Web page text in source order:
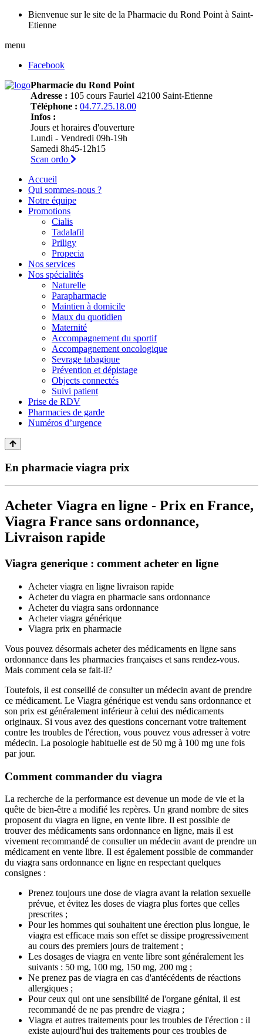
Bienvenue sur le site de la Pharmacie du Rond Point à Saint-
Etienne
menu
Facebook
Pharmacie du Rond Point
Adresse : 105 cours Fauriel 42100 Saint-Etienne
Téléphone : 04.77.25.18.00
Infos :
Jours et horaires d'ouverture
Lundi - Vendredi 09h-19h
Samedi 8h45-12h15
Scan ordo
Accueil
Qui sommes-nous ?
Notre équipe
Promotions
Cialis
Tadalafil
Priligy
Propecia
Nos services
Nos spécialités
Naturelle
Parapharmacie
Maintien à domicile
Maux du quotidien
Maternité
Accompagnement du sportif
Accompagnement oncologique
Sevrage tabagique
Prévention et dépistage
Objects connectés
Suivi patient
Prise de RDV
Pharmacies de garde
Numéros d’urgence
En pharmacie viagra prix
Acheter Viagra en ligne - Prix en France,
Viagra France sans ordonnance,
Livraison rapide
Viagra generique : comment acheter en ligne
Acheter viagra en ligne livraison rapide
Acheter du viagra en pharmacie sans ordonnance
Acheter du viagra sans ordonnance
Acheter viagra générique
Viagra prix en pharmacie
Vous pouvez désormais acheter des médicaments en ligne sans
ordonnance dans les pharmacies françaises et sans rendez-vous.
Mais comment cela se fait-il?
Toutefois, il est conseillé de consulter un médecin avant de prendre
ce médicament. Le Viagra générique est vendu sans ordonnance et
son prix est généralement inférieur à celui des médicaments
originaux. Si vous avez des questions concernant votre traitement
contre les troubles de l'érection, vous pouvez vous adresser à votre
médecin. La posologie habituelle est de 50 mg à 100 mg une fois
par jour.
Comment commander du viagra
La recherche de la performance est devenue un mode de vie et la
quête de bien-être a modifié les repères. Un grand nombre de sites
proposent du viagra en ligne, en vente libre. Il est possible de
trouver des médicaments sans ordonnance en ligne, mais il est
vivement recommandé de consulter un médecin avant de prendre un
médicament en vente libre. Il est également possible de commander
du viagra sans ordonnance en ligne en respectant quelques
consignes :
Prenez toujours une dose de viagra avant la relation sexuelle
prévue, et évitez les doses de viagra plus fortes que celles
prescrites ;
Pour les hommes qui souhaitent une érection plus longue, le
viagra est efficace mais son effet se dissipe progressivement
au cours des premiers jours de traitement ;
Les dosages de viagra en vente libre sont généralement les
suivants : 50 mg, 100 mg, 150 mg, 200 mg ;
Ne prenez pas de viagra en cas d'antécédents de réactions
allergiques ;
Pour ceux qui ont une sensibilité de l'organe génital, il est
recommandé de ne pas prendre de viagra ;
Viagra et autres traitements pour les troubles de l'érection : il
existe aujourd'hui des traitements pour ces troubles de